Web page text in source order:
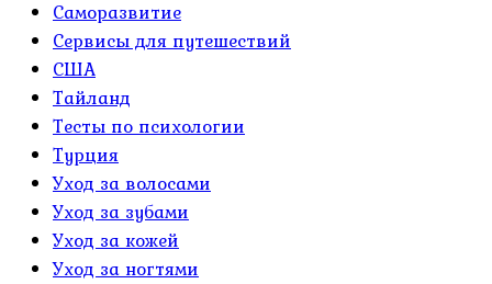
Саморазвитие
Сервисы для путешествий
США
Тайланд
Тесты по психологии
Турция
Уход за волосами
Уход за зубами
Уход за кожей
Уход за ногтями